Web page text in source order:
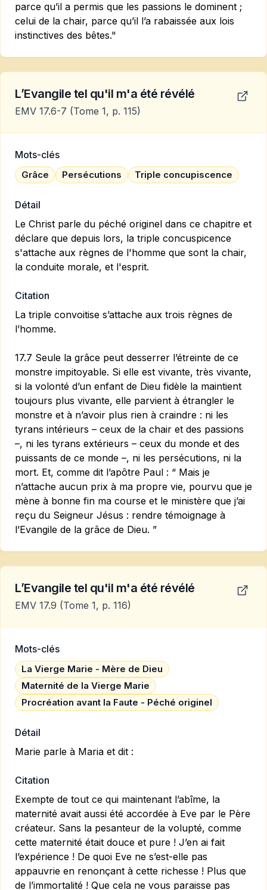
parce qu’il a permis que les passions le dominent ;
celui de la chair, parce qu’il l’a rabaissée aux lois
instinctives des bêtes."
L’Evangile tel qu'il m'a été révélé
EMV 17.6-7 (Tome 1, p. 115)
Mots-clés
Grâce Persécutions Triple concupiscence
Détail
Le Christ parle du péché originel dans ce chapitre et
déclare que depuis lors, la triple concuspicence
s'attache aux règnes de l'homme que sont la chair,
la conduite morale, et l'esprit.
Citation
La triple convoitise s’attache aux trois règnes de
l’homme.
17.7 Seule la grâce peut desserrer l’étreinte de ce
monstre impitoyable. Si elle est vivante, très vivante,
si la volonté d’un enfant de Dieu fidèle la maintient
toujours plus vivante, elle parvient à étrangler le
monstre et à n’avoir plus rien à craindre : ni les
tyrans intérieurs – ceux de la chair et des passions
–, ni les tyrans extérieurs – ceux du monde et des
puissants de ce monde –, ni les persécutions, ni la
mort. Et, comme dit l’apôtre Paul : “ Mais je
n’attache aucun prix à ma propre vie, pourvu que je
mène à bonne fin ma course et le ministère que j’ai
reçu du Seigneur Jésus : rendre témoignage à
l’Evangile de la grâce de Dieu. ”
L’Evangile tel qu'il m'a été révélé
EMV 17.9 (Tome 1, p. 116)
Mots-clés
La Vierge Marie - Mère de Dieu
Maternité de la Vierge Marie
Procréation avant la Faute - Péché originel
Détail
Marie parle à Maria et dit :
Citation
Exempte de tout ce qui maintenant l’abîme, la
maternité avait aussi été accordée à Eve par le Père
créateur. Sans la pesanteur de la volupté, comme
cette maternité était douce et pure ! J’en ai fait
l’expérience ! De quoi Eve ne s’est-elle pas
appauvrie en renonçant à cette richesse ! Plus que
de l’immortalité ! Que cela ne vous paraisse pas